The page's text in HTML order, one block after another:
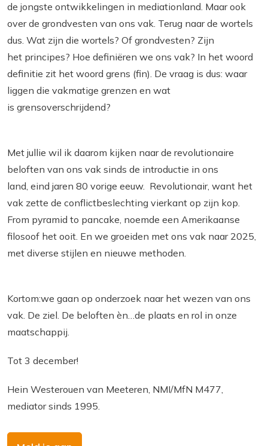
de jongste ontwikkelingen in mediationland. Maar ook
over de grondvesten van ons vak. Terug naar de wortels
dus. Wat zijn die wortels? Of grondvesten? Zijn
het principes? Hoe definiëren we ons vak? In het woord
definitie zit het woord grens (fin). De vraag is dus: waar
liggen die vakmatige grenzen en wat
is grensoverschrijdend?
Met jullie wil ik daarom kijken naar de revolutionaire
beloften van ons vak sinds de introductie in ons
land, eind jaren 80 vorige eeuw. Revolutionair, want het
vak zette de conflictbeslechting vierkant op zijn kop.
From pyramid to pancake, noemde een Amerikaanse
filosoof het ooit. En we groeiden met ons vak naar 2025,
met diverse stijlen en nieuwe methoden.
Kortom:we gaan op onderzoek naar het wezen van ons
vak. De ziel. De beloften èn…de plaats en rol in onze
maatschappij.
Tot 3 december!
Hein Westerouen van Meeteren, NMI/MfN M477,
mediator sinds 1995.